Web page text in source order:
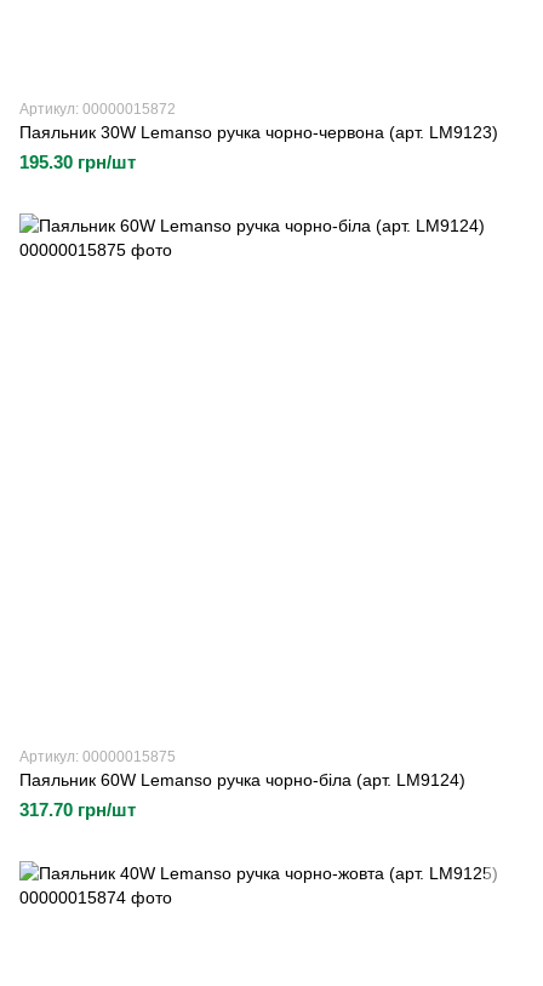
Артикул: 00000015872
Паяльник 30W Lemanso ручка чорно-червона (арт. LM9123)
195.30 грн/шт
Артикул: 00000015875
Паяльник 60W Lemanso ручка чорно-біла (арт. LM9124)
317.70 грн/шт